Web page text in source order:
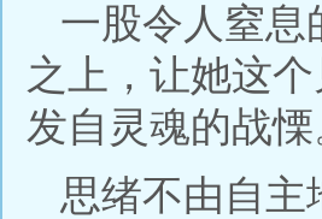
一股令人窒息
之上，让她这
发自灵魂的战慄
思绪不由自主